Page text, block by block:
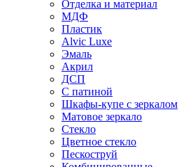
Отделка и материал
МДФ
Пластик
Alvic Luxe
Эмаль
Акрил
ДСП
С патиной
Шкафы-купе с зеркалом
Матовое зеркало
Стекло
Цветное стекло
Пескоструй